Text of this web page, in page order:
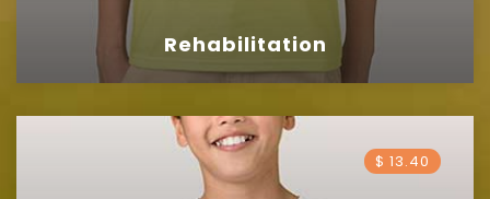
Rehabilitation
$ 13.40